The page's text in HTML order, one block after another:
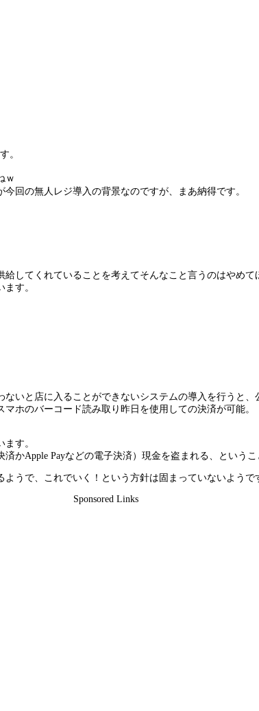
。
ｗ
回の無人レジ導入の背景なのですが、まあ納得です。
してくれていることを考えてそんなこと言うのはやめて
す。
いと店に入ることができないシステムの導入を行うと、
ホのバーコード読み取り昨日を使用しての決済が可能。
す。
かApple Payなどの電子決済）現金を盗まれる、という
うで、これでいく！という方針は固まっていないようで
Sponsored Links